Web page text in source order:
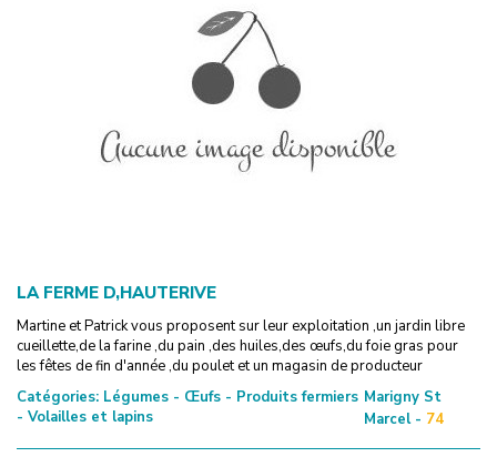
LA FERME D,HAUTERIVE
Martine et Patrick vous proposent sur leur exploitation ,un jardin libre
cueillette,de la farine ,du pain ,des huiles,des œufs,du foie gras pour
les fêtes de fin d'année ,du poulet et un magasin de producteur
Catégories: Légumes - Œufs - Produits fermiers
- Volailles et lapins
Marigny St
Marcel - 74